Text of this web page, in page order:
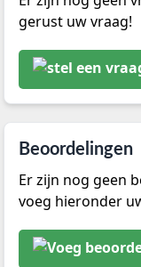
gerust uw vraag!
Beoordelingen
Er zijn nog geen
voeg hieronder